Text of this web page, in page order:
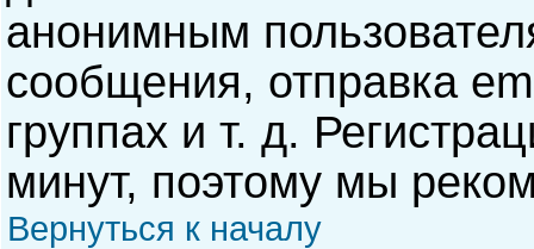
анонимным
сообщения, отправка
группах и т. д.
минут, поэтому мы
Вернуться к началу